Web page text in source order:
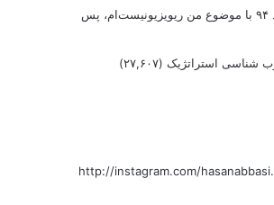
دانلود سخنرانی ۳ خرداد ۹۴ با موضوع من ریویزیونیست‌ام، پس
شناسی استراتژیک (۲۷,۶۰۷)
http://instagram.com/